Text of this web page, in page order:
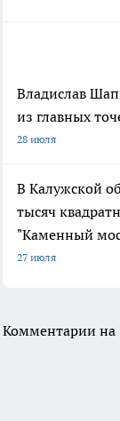
Владислав
из главных
28 июля
В Калужской
тысяч
"Каменный
27 июля
Комментарии на